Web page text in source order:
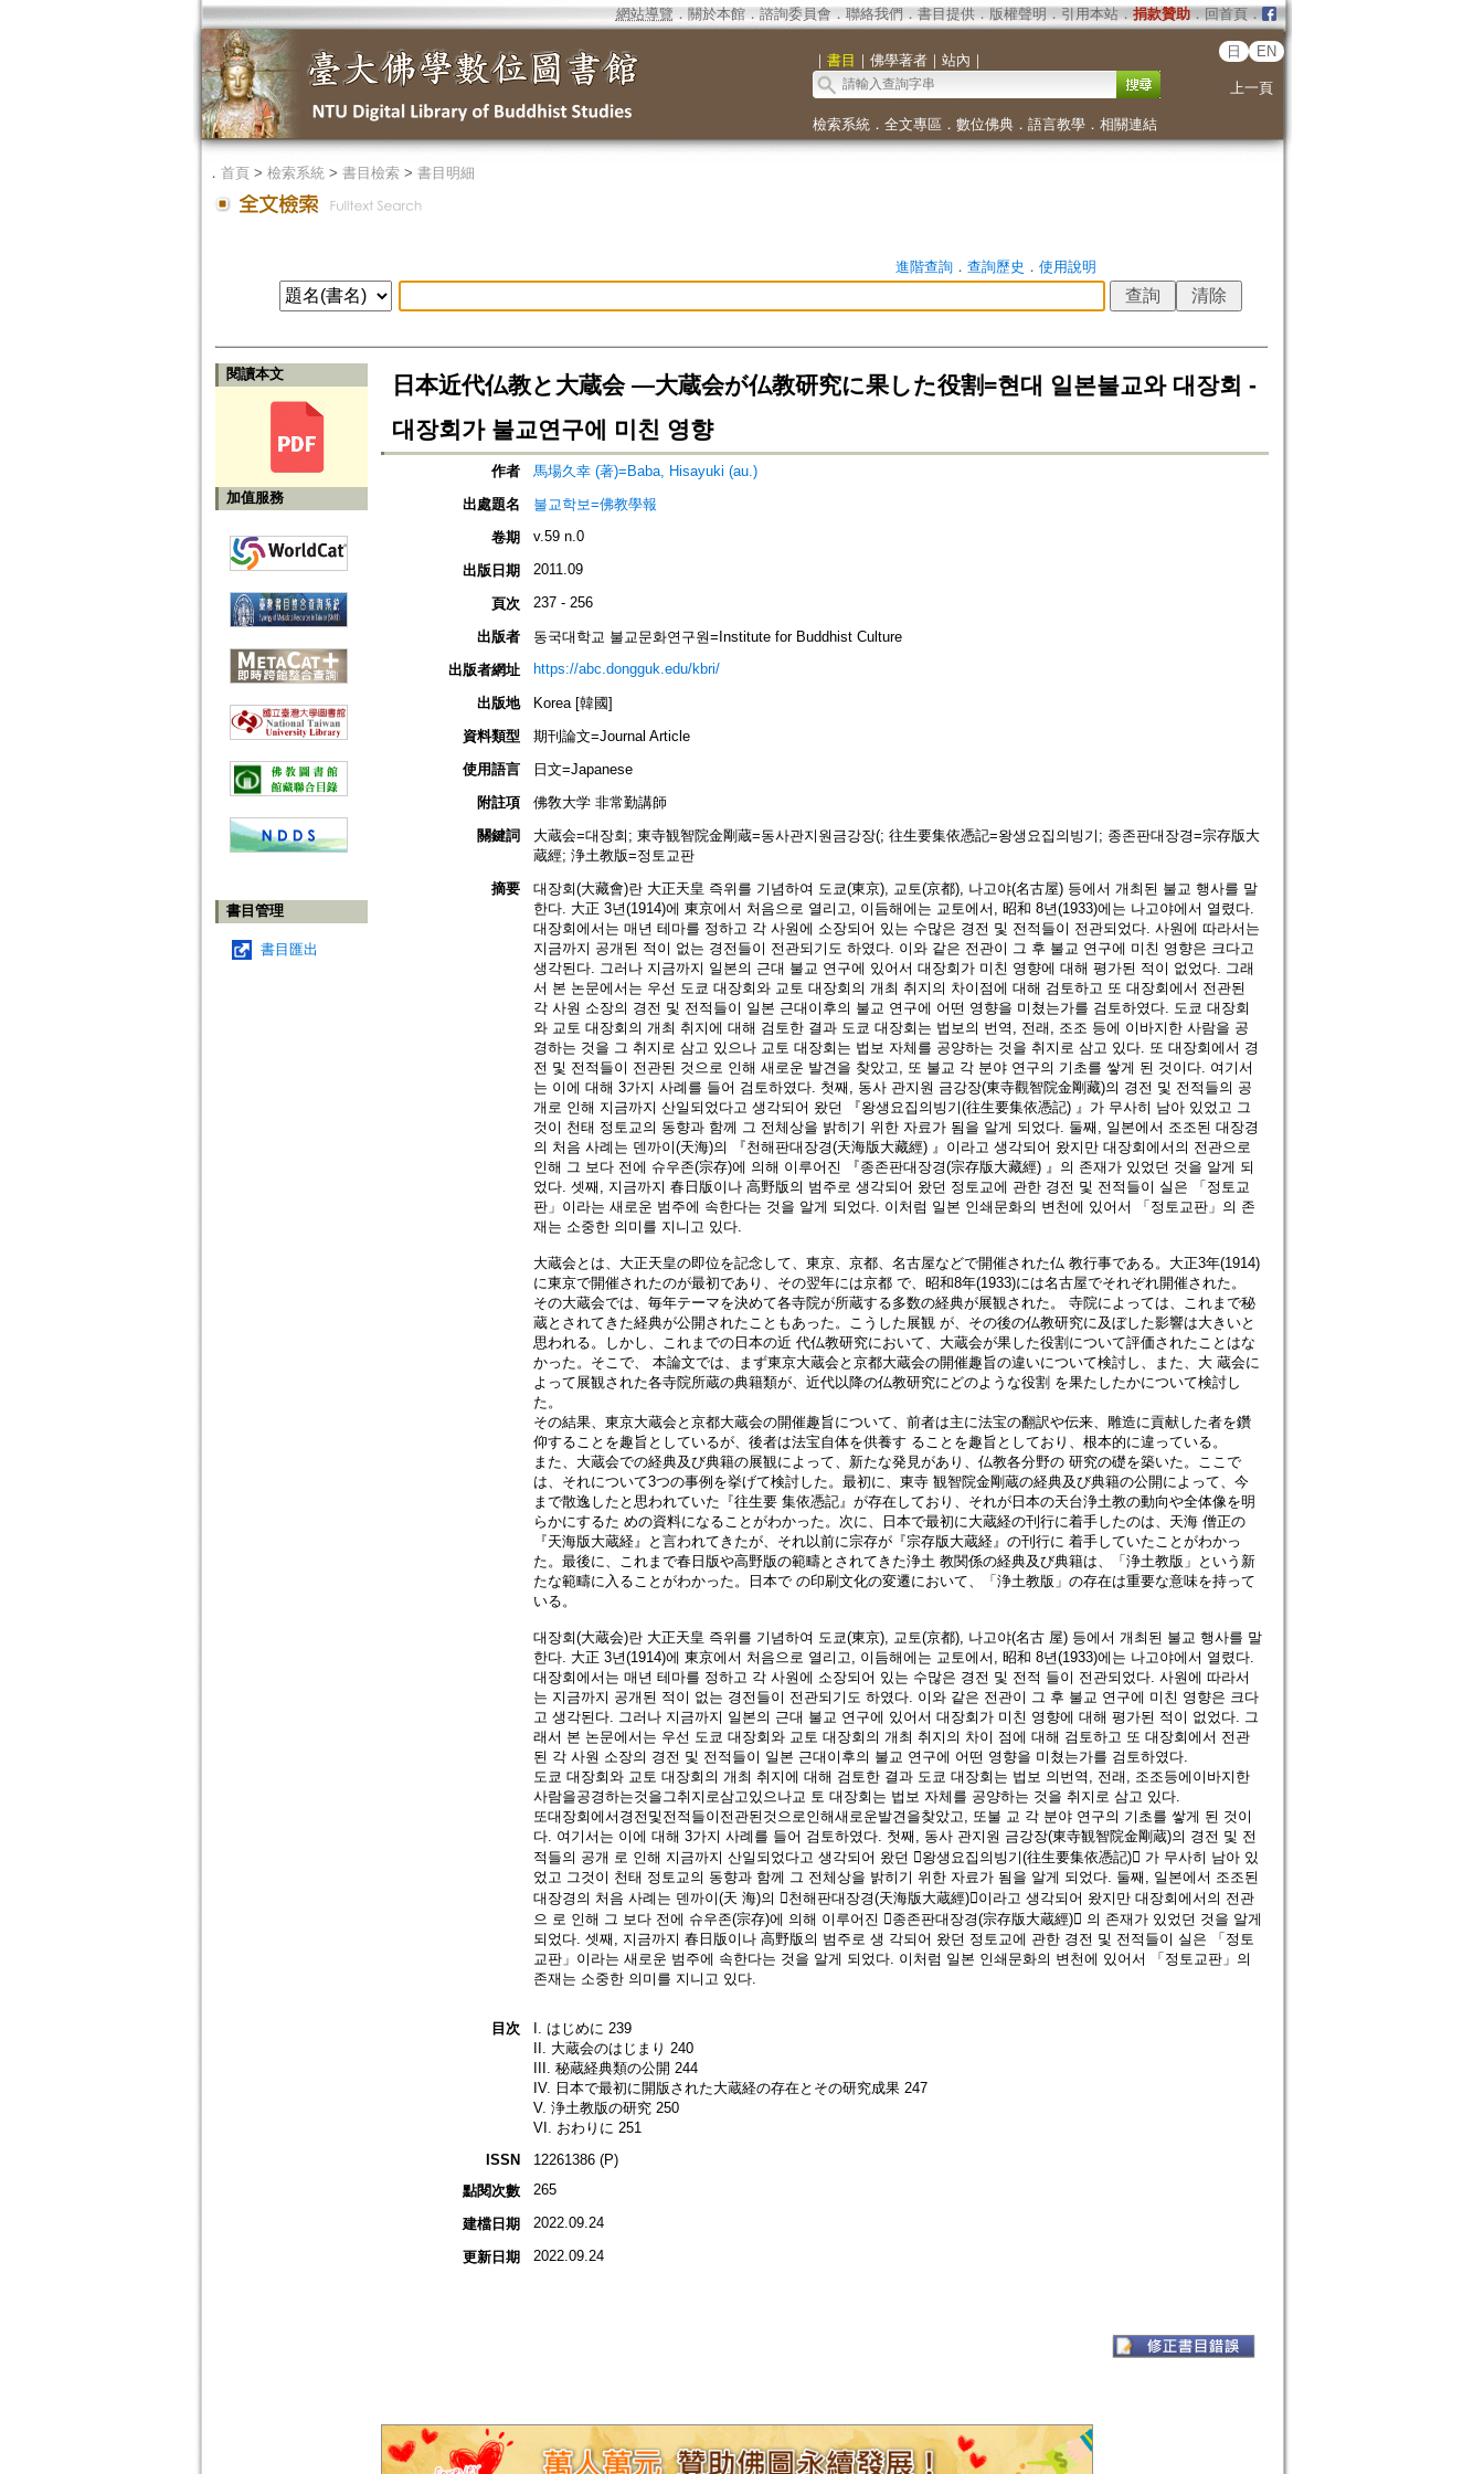
網站導覽 ． 關於本館． 諮詢委員會． 聯絡我們 ． 書目提供． 版權聲明 ． 引用本站． 捐款贊助．回首頁．
｜ 書目 ｜ 佛學著者｜ 站內 ｜
日 EN
上一頁
檢索系統． 全文專區 ． 數位佛典． 語言教學． 相關連結
． 首頁> 檢索系統> 書目檢索> 書目明細
進階查詢． 查詢歷史 ． 使用說明
閱讀本文
加值服務
書目管理
書目匯出
日本近代仏教と大蔵会 ―大蔵会が仏教研究に果した役割=현대 일본불교와 대장회 -
대장회가 불교연구에 미친 영향
作者
馬場久幸 (著)=Baba, Hisayuki (au.)
出處題名
불교학보=佛教學報
卷期
v.59 n.0
出版日期 2011.09
頁次 237 - 256
出版者
동국대학교 불교문화연구원=Institute for Buddhist Culture
出版者網址
https://abc.dongguk.edu/kbri/
出版地
Korea [韓國]
資料類型
期刊論文=Journal Article
使用語言
日文=Japanese
附註項
佛敎大学 非常勤講師
關鍵詞
大蔵会=대장회; 東寺観智院金剛蔵=동사관지원금강장(; 往生要集依憑記=왕생요집의빙기; 종존판대장경=宗存版大
蔵經; 浄土教版=정토교판
摘要
대장회(大藏會)란 大正天皇 즉위를 기념하여 도쿄(東京), 교토(京都), 나고야(名古屋) 등에서 개최된 불교 행사를 말
한다. 大正 3년(1914)에 東京에서 처음으로 열리고, 이듬해에는 교토에서, 昭和 8년(1933)에는 나고야에서 열렸다.
대장회에서는 매년 테마를 정하고 각 사원에 소장되어 있는 수많은 경전 및 전적들이 전관되었다. 사원에 따라서는
지금까지 공개된 적이 없는 경전들이 전관되기도 하였다. 이와 같은 전관이 그 후 불교 연구에 미친 영향은 크다고
생각된다. 그러나 지금까지 일본의 근대 불교 연구에 있어서 대장회가 미친 영향에 대해 평가된 적이 없었다. 그래
서 본 논문에서는 우선 도쿄 대장회와 교토 대장회의 개최 취지의 차이점에 대해 검토하고 또 대장회에서 전관된
각 사원 소장의 경전 및 전적들이 일본 근대이후의 불교 연구에 어떤 영향을 미쳤는가를 검토하였다. 도쿄 대장회
와 교토 대장회의 개최 취지에 대해 검토한 결과 도쿄 대장회는 법보의 번역, 전래, 조조 등에 이바지한 사람을 공
경하는 것을 그 취지로 삼고 있으나 교토 대장회는 법보 자체를 공양하는 것을 취지로 삼고 있다. 또 대장회에서 경
전 및 전적들이 전관된 것으로 인해 새로운 발견을 찾았고, 또 불교 각 분야 연구의 기초를 쌓게 된 것이다. 여기서
는 이에 대해 3가지 사례를 들어 검토하였다. 첫째, 동사 관지원 금강장(東寺觀智院金剛藏)의 경전 및 전적들의 공
개로 인해 지금까지 산일되었다고 생각되어 왔던 『왕생요집의빙기(往生要集依憑記) 』가 무사히 남아 있었고 그
것이 천태 정토교의 동향과 함께 그 전체상을 밝히기 위한 자료가 됨을 알게 되었다. 둘째, 일본에서 조조된 대장경
의 처음 사례는 덴까이(天海)의 『천해판대장경(天海版大藏經) 』이라고 생각되어 왔지만 대장회에서의 전관으로
인해 그 보다 전에 슈우존(宗存)에 의해 이루어진 『종존판대장경(宗存版大藏經) 』의 존재가 있었던 것을 알게 되
었다. 셋째, 지금까지 春日版이나 高野版의 범주로 생각되어 왔던 정토교에 관한 경전 및 전적들이 실은 「정토교
판」이라는 새로운 범주에 속한다는 것을 알게 되었다. 이처럼 일본 인쇄문화의 변천에 있어서 「정토교판」의 존
재는 소중한 의미를 지니고 있다.
大蔵会とは、大正天皇の即位を記念して、東京、京都、名古屋などで開催された仏 教行事である。大正3年(1914)
に東京で開催されたのが最初であり、その翌年には京都 で、昭和8年(1933)には名古屋でそれぞれ開催された。
その大蔵会では、毎年テーマを決めて各寺院が所蔵する多数の経典が展観された。 寺院によっては、これまで秘
蔵とされてきた経典が公開されたこともあった。こうした展観 が、その後の仏教研究に及ぼした影響は大きいと
思われる。しかし、これまでの日本の近 代仏教研究において、大蔵会が果した役割について評価されたことはな
かった。そこで、 本論文では、まず東京大蔵会と京都大蔵会の開催趣旨の違いについて検討し、また、大 蔵会に
よって展観された各寺院所蔵の典籍類が、近代以降の仏教研究にどのような役割 を果たしたかについて検討し
た。
その結果、東京大蔵会と京都大蔵会の開催趣旨について、前者は主に法宝の翻訳や伝来、雕造に貢献した者を鑽
仰することを趣旨としているが、後者は法宝自体を供養す ることを趣旨としており、根本的に違っている。
また、大蔵会での経典及び典籍の展観によって、新たな発見があり、仏教各分野の 研究の礎を築いた。ここで
は、それについて3つの事例を挙げて検討した。最初に、東寺 観智院金剛蔵の経典及び典籍の公開によって、今
まで散逸したと思われていた『往生要 集依憑記』が存在しており、それが日本の天台浄土教の動向や全体像を明
らかにするた めの資料になることがわかった。次に、日本で最初に大蔵経の刊行に着手したのは、天海 僧正の
『天海版大蔵経』と言われてきたが、それ以前に宗存が『宗存版大蔵経』の刊行に 着手していたことがわかっ
た。最後に、これまで春日版や高野版の範疇とされてきた浄土 教関係の経典及び典籍は、「浄土教版」という新
たな範疇に入ることがわかった。日本で の印刷文化の変遷において、「浄土教版」の存在は重要な意味を持って
いる。
대장회(大蔵会)란 大正天皇 즉위를 기념하여 도쿄(東京), 교토(京都), 나고야(名古 屋) 등에서 개최된 불교 행사를 말
한다. 大正 3년(1914)에 東京에서 처음으로 열리고, 이듬해에는 교토에서, 昭和 8년(1933)에는 나고야에서 열렸다.
대장회에서는 매년 테마를 정하고 각 사원에 소장되어 있는 수많은 경전 및 전적 들이 전관되었다. 사원에 따라서
는 지금까지 공개된 적이 없는 경전들이 전관되기도 하였다. 이와 같은 전관이 그 후 불교 연구에 미친 영향은 크다
고 생각된다. 그러나 지금까지 일본의 근대 불교 연구에 있어서 대장회가 미친 영향에 대해 평가된 적이 없었다. 그
래서 본 논문에서는 우선 도쿄 대장회와 교토 대장회의 개최 취지의 차이 점에 대해 검토하고 또 대장회에서 전관
된 각 사원 소장의 경전 및 전적들이 일본 근대이후의 불교 연구에 어떤 영향을 미쳤는가를 검토하였다.
도쿄 대장회와 교토 대장회의 개최 취지에 대해 검토한 결과 도쿄 대장회는 법보 의번역, 전래, 조조등에이바지한
사람을공경하는것을그취지로삼고있으나교 토 대장회는 법보 자체를 공양하는 것을 취지로 삼고 있다.
또대장회에서경전및전적들이전관된것으로인해새로운발견을찾았고, 또불 교 각 분야 연구의 기초를 쌓게 된 것이
다. 여기서는 이에 대해 3가지 사례를 들어 검토하였다. 첫째, 동사 관지원 금강장(東寺観智院金剛蔵)의 경전 및 전
적들의 공개 로 인해 지금까지 산일되었다고 생각되어 왔던 󰡔왕생요집의빙기(往生要集依憑記)󰡕 가 무사히 남아 있
었고 그것이 천태 정토교의 동향과 함께 그 전체상을 밝히기 위한 자료가 됨을 알게 되었다. 둘째, 일본에서 조조된
대장경의 처음 사례는 덴까이(天 海)의 󰡔천해판대장경(天海版大蔵經)󰡕이라고 생각되어 왔지만 대장회에서의 전관
으 로 인해 그 보다 전에 슈우존(宗存)에 의해 이루어진 󰡔종존판대장경(宗存版大蔵經)󰡕 의 존재가 있었던 것을 알게
되었다. 셋째, 지금까지 春日版이나 高野版의 범주로 생 각되어 왔던 정토교에 관한 경전 및 전적들이 실은 「정토
교판」이라는 새로운 범주에 속한다는 것을 알게 되었다. 이처럼 일본 인쇄문화의 변천에 있어서 「정토교판」의
존재는 소중한 의미를 지니고 있다.
目次
I. はじめに 239
II. 大蔵会のはじまり 240
III. 秘蔵経典類の公開 244
IV. 日本で最初に開版された大蔵経の存在とその研究成果 247
V. 浄土教版の研究 250
VI. おわりに 251
ISSN
12261386 (P)
點閱次數
265
建檔日期 2022.09.24
更新日期 2022.09.24